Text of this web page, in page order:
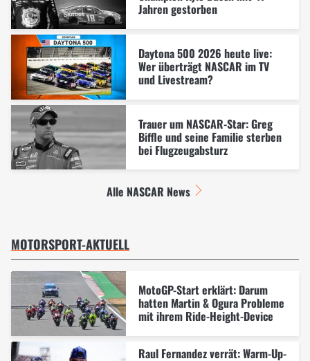
Jahren gestorben
Daytona 500 2026 heute live:
Wer überträgt NASCAR im TV
und Livestream?
Trauer um NASCAR-Star: Greg
Biffle und seine Familie sterben
bei Flugzeugabsturz
Alle NASCAR News
MOTORSPORT-AKTUELL
MotoGP-Start erklärt: Darum
hatten Martin & Ogura Probleme
mit ihrem Ride-Height-Device
Raul Fernandez verrät: Warm-Up-